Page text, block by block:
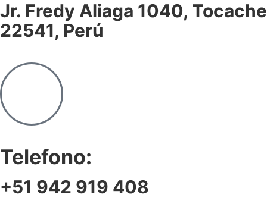
Jr. Fredy Aliaga 1040, Tocache
22541, Perú
Telefono:
+51 942 919 408